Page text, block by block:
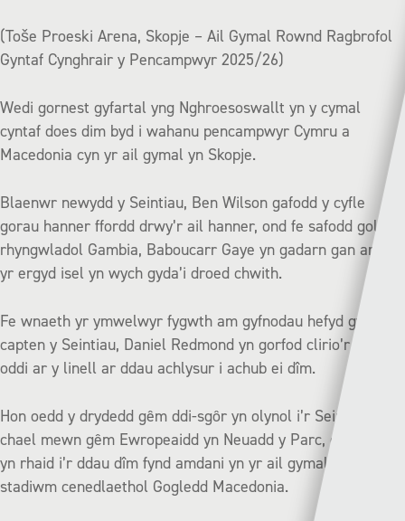
(Toše Proeski Arena, Skopje – Ail Gymal Rownd Ragbrofol
Gyntaf Cynghrair y Pencampwyr 2025/26)
Wedi gornest gyfartal yng Nghroesoswallt yn y cymal
cyntaf does dim byd i wahanu pencampwyr Cymru a
Macedonia cyn yr ail gymal yn Skopje.
Blaenwr newydd y Seintiau, Ben Wilson gafodd y cyfle
gorau hanner ffordd drwy’r ail hanner, ond fe safodd golwr
rhyngwladol Gambia, Baboucarr Gaye yn gadarn gan arbed
yr ergyd isel yn wych gyda’i droed chwith.
Fe wnaeth yr ymwelwyr fygwth am gyfnodau hefyd gyda
capten y Seintiau, Daniel Redmond yn gorfod clirio’r bêl
oddi ar y linell ar ddau achlysur i achub ei dîm.
Hon oedd y drydedd gêm ddi-sgôr yn olynol i’r Seintiau ei
chael mewn gêm Ewropeaidd yn Neuadd y Parc, ond bydd
yn rhaid i’r ddau dîm fynd amdani yn yr ail gymal yn
stadiwm cenedlaethol Gogledd Macedonia.